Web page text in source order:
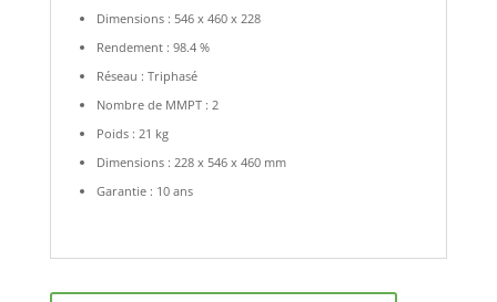
Dimensions : 546 x 460 x 228
Rendement : 98.4 %
Réseau : Triphasé
Nombre de MMPT : 2
Poids : 21 kg
Dimensions : 228 x 546 x 460 mm
Garantie : 10 ans